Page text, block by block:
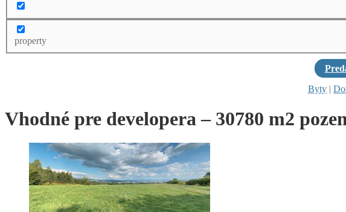
property
Byty |
Vhodné pre developera – 30780 m2